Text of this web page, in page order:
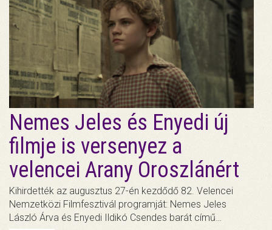
Nemes Jeles és Enyedi új
filmje is versenyez a
velencei Arany Oroszlánért
Kihirdették az augusztus 27-én kezdődő 82. Velencei
Nemzetközi Filmfesztivál programját: Nemes Jeles
László Árva és Enyedi Ildikó Csendes barát című…